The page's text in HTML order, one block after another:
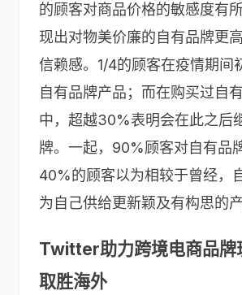
的顾客对商品价格的敏感度有
现出对物美价廉的自有品牌更
信赖感。1/4的顾客在疫情期间
自有品牌产品；而在购买过自
中，超越30%表明会在此之后
牌。一起，90%顾客对自有品
40%的顾客以为相较于曾经，
为自己供给更新颖及有构思的产
Twitter助力跨境电商品牌
取胜海外